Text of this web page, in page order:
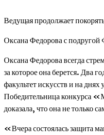
Ведущая продолжает
Оксана Федорова с
Оксана Федорова всегда
за которое она берется. Два
факультет искусств и на
Победительница конкурса
доказала, что она не только
«Вчера состоялась защита